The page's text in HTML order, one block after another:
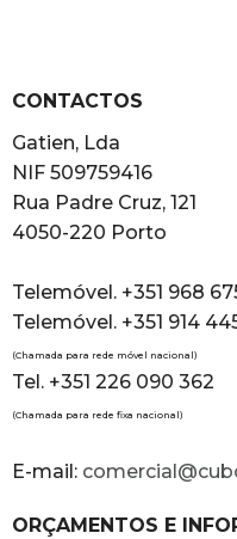
CONTACTOS
Gatien, Lda
NIF 509759416
Rua Padre Cruz, 121
4050-220 Porto
Telemóvel. +351 968
Telemóvel. +351 914
(Chamada para rede móvel nacional)
Tel. +351 226 090 362
(Chamada para rede fixa nacional)
E-mail:
ORÇAMENTOS E